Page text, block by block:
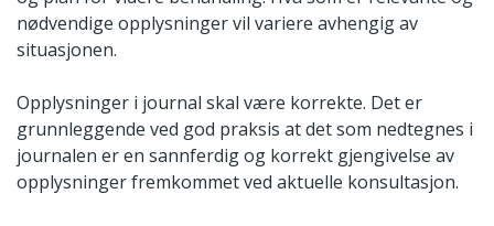
nødvendige opplysninger vil variere avhengig av
situasjonen.
Opplysninger i journal skal være korrekte. Det er
grunnleggende ved god praksis at det som nedtegnes i
journalen er en sannferdig og korrekt gjengivelse av
opplysninger fremkommet ved aktuelle konsultasjon.